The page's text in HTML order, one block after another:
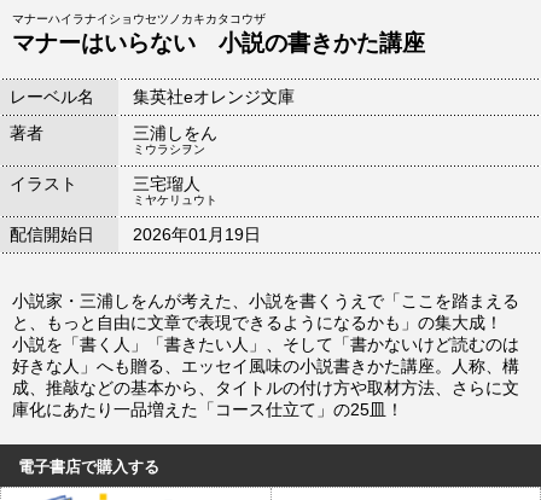
マナーハイラナイショウセツノカキカタコウザ
マナーはいらない 小説の書きかた講座
レーベル名
集英社eオレンジ文庫
著者
三浦しをん
ミウラシヲン
イラスト 三宅瑠人
ミヤケリュウト
配信開始日 2026年01月19日
小説家・三浦しをんが考えた、小説を書くうえで「ここを踏まえる
と、もっと自由に文章で表現できるようになるかも」の集大成！
小説を「書く人」「書きたい人」、そして「書かないけど読むのは
好きな人」へも贈る、エッセイ風味の小説書きかた講座。人称、構
成、推敲などの基本から、タイトルの付け方や取材方法、さらに文
庫化にあたり一品増えた「コース仕立て」の25皿！
電子書店で購入する